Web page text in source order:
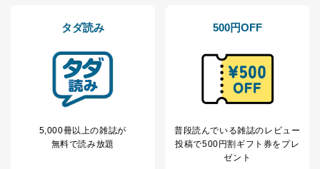
１．個人情報保護管理者
護管理者の責任のもと、個人情報を取得・アクセス・利
用・提供・管理いたします。
東京都渋谷区南平台町16-11
代表取締役会長 西野 伸一郎
個人情報保護管理者: 経営管理グループディレクター 前
タダ読み
5,000冊以上の雑誌が
無料で読み放題
500円OFF
普段読んでいる雑誌のレビュー
投稿で500円割ギフト券をプレ
ゼント